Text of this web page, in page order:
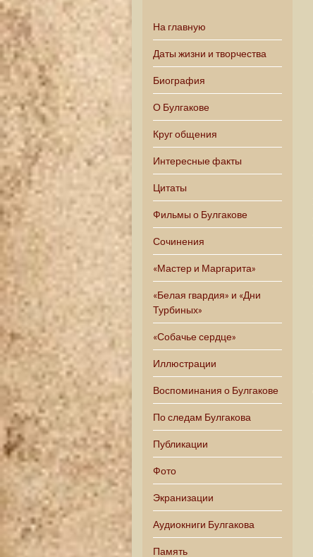
На главную
Даты жизни и творчества
Биография
О Булгакове
Круг общения
Интересные факты
Цитаты
Фильмы о Булгакове
Сочинения
«Мастер и Маргарита»
«Белая гвардия» и «Дни
Турбиных»
«Собачье сердце»
Иллюстрации
Воспоминания о Булгакове
По следам Булгакова
Публикации
Фото
Экранизации
Аудиокниги Булгакова
Память